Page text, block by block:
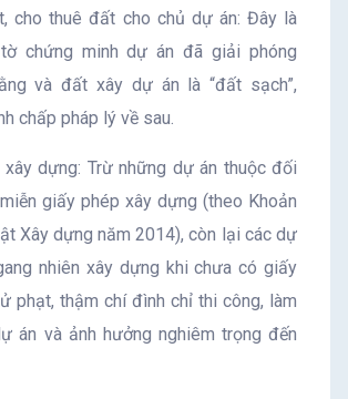
cho thuê đất cho chủ dự án: Đây là
chứng minh dự án đã giải phóng
và đất xây dự án là “đất sạch”,
chấp pháp lý về sau.
dựng: Trừ những dự án thuộc đối
giấy phép xây dựng (theo Khoản
Xây dựng năm 2014), còn lại các dự
nhiên xây dựng khi chưa có giấy
phạt, thậm chí đình chỉ thi công, làm
án và ảnh hưởng nghiêm trọng đến